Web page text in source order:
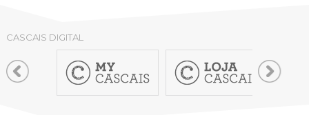
CASCAIS DIGITAL